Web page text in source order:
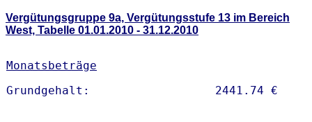
Vergütungsgruppe 9a, Vergütungsstufe 13 im Bereich
West, Tabelle 01.01.2010 - 31.12.2010
Monatsbeträge